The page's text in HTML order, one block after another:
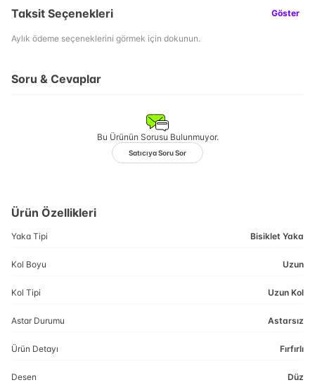
Taksit Seçenekleri Göster
Aylık ödeme seçeneklerini görmek için dokunun.
Soru & Cevaplar
Bu Ürünün Sorusu Bulunmuyor.
Satıcıya Soru Sor
Ürün Özellikleri
Yaka Tipi Bisiklet Yaka
Kol Boyu Uzun
Kol Tipi Uzun Kol
Astar Durumu Astarsız
Ürün Detayı Fırfırlı
Desen Düz